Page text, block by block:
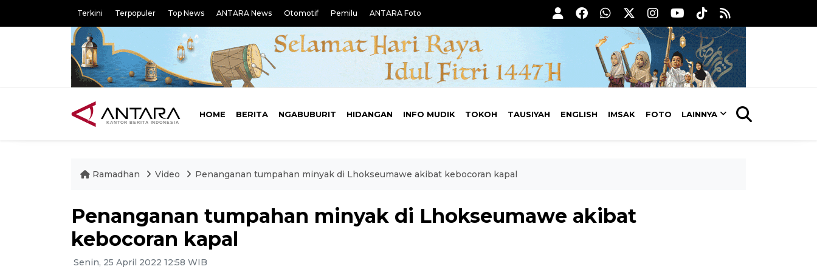
Terkini Terpopuler Top News ANTARA News Otomotif Pemilu ANTARA Foto
HOME BERITA NGABUBURIT HIDANGAN INFO MUDIK TOKOH TAUSIYAH ENGLISH IMSAK FOTO LAINNYA
Ramadhan Video Penanganan tumpahan minyak di Lhokseumawe akibat kebocoran kapal
Penanganan tumpahan minyak di Lhokseumawe akibat
kebocoran kapal
Senin, 25 April 2022 12:58 WIB